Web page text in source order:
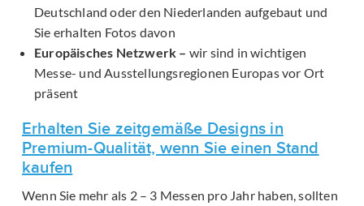
Deutschland oder den Niederlanden aufgebaut und
Sie erhalten Fotos davon
Europäisches Netzwerk – wir sind in wichtigen
Messe- und Ausstellungsregionen Europas vor Ort
präsent
Erhalten Sie zeitgemäße Designs in
Premium-Qualität, wenn Sie einen Stand
kaufen
Wenn Sie mehr als 2 – 3 Messen pro Jahr haben, sollten